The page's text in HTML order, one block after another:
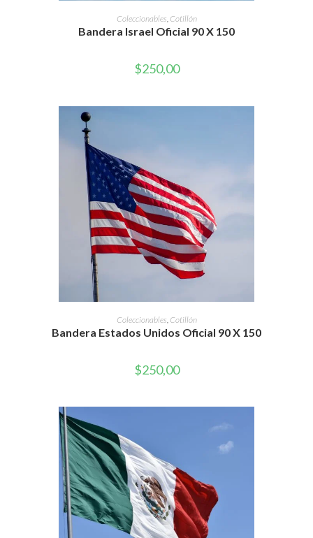
AÑADIR AL CARRITO
Coleccionables, Cotillón
Bandera Israel Oficial 90 X 150
$250,00
AÑADIR AL CARRITO
Coleccionables Cotillón
Bandera Estados Unidos Oficial 90 X 150
$250,00